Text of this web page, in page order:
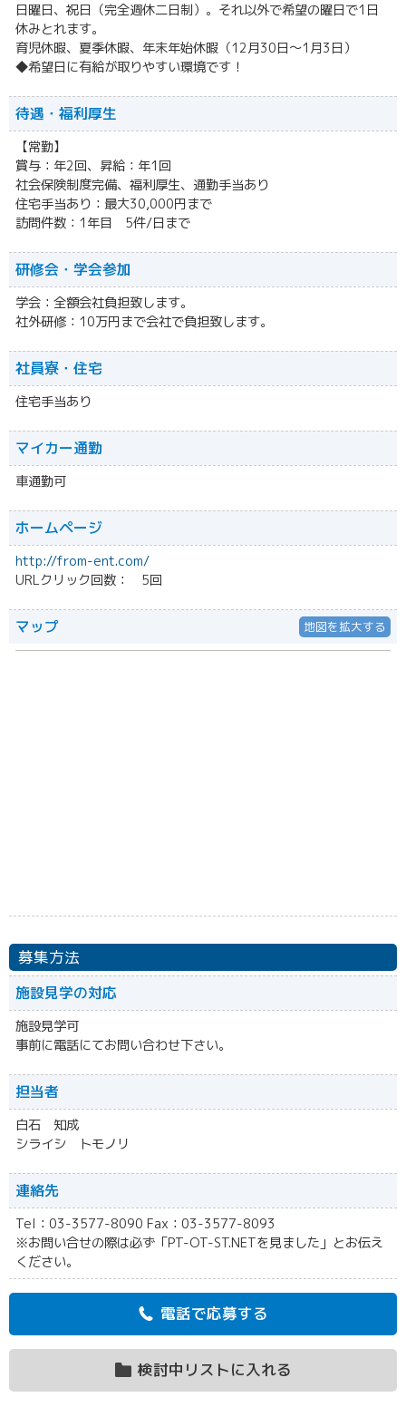
日曜日、祝日（完全週休二日制）。それ以外で希望の曜日で1日
休みとれます。
育児休暇、夏季休暇、年末年始休暇（12月30日〜1月3日）
◆希望日に有給が取りやすい環境です！
待遇・福利厚生
【常勤】
賞与：年2回、昇給：年1回
社会保険制度完備、福利厚生、通勤手当あり
住宅手当あり：最大30,000円まで
訪問件数：1年目 5件/日まで
研修会・学会参加
学会：全額会社負担致します。
社外研修：10万円まで会社で負担致します。
社員寮・住宅
住宅手当あり
マイカー通勤
車通勤可
ホームページ
http://from-ent.com/
URLクリック回数： 5回
マップ 地図を拡大する
募集方法
施設見学の対応
施設見学可
事前に電話にてお問い合わせ下さい。
担当者
白石 知成
シライシ トモノリ
連絡先
Tel：03-3577-8090 Fax：03-3577-8093
※お問い合せの際は必ず「PT-OT-ST.NETを見ました」とお伝え
ください。
電話で応募する
検討中リストに入れる